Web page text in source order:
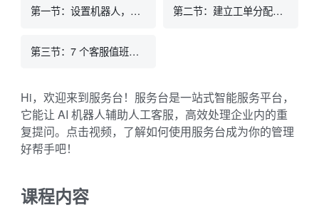
第一节：设置机器人，实现自动问答 第二节：建立工单分配，提升客服效率
第三节：7 个客服值班技巧，一键领取
Hi，欢迎来到服务台！服务台是一站式智能服务平台，
它能让 AI 机器人辅助人工客服，高效处理企业内的重
复提问。点击视频，了解如何使用服务台成为你的管理
好帮手吧！
课程内容